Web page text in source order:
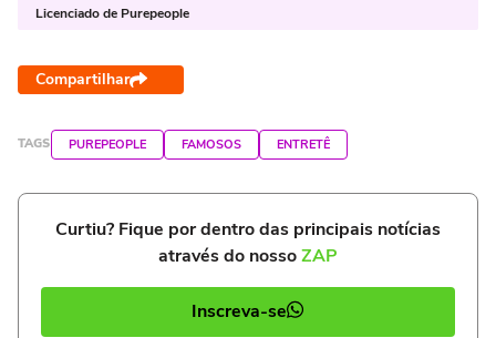
Licenciado de Purepeople
Compartilhar
TAGS PUREPEOPLE FAMOSOS ENTRETÊ
Curtiu? Fique por dentro das principais notícias
através do nossoZAP
Inscreva-se